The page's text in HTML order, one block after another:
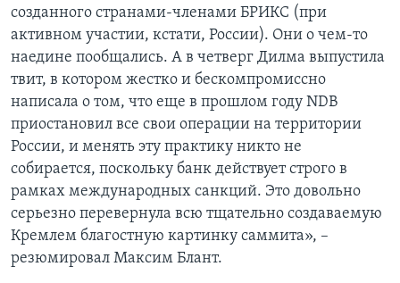
созданного странами-членами БРИКС (при
активном участии, кстати, России). Они о чем-то
наедине пообщались. А в четверг Дилма выпустила
твит, в котором жестко и бескомпромиссно
написала о том, что еще в прошлом году NDB
приостановил все свои операции на территории
России, и менять эту практику никто не
собирается, поскольку банк действует строго в
рамках международных санкций. Это довольно
серьезно перевернула всю тщательно создаваемую
Кремлем благостную картинку саммита», –
резюмировал Максим Блант.